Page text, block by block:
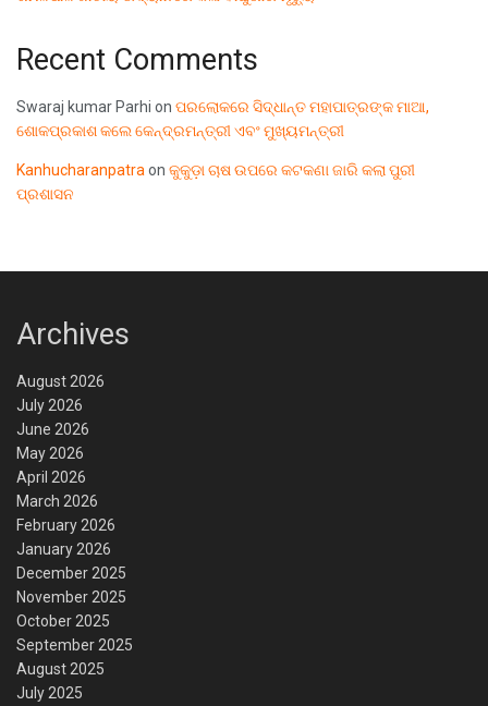
Recent Comments
Swaraj kumar Parhi on ପରଲୋକରେ ସିଦ୍ଧାନ୍ତ ମହାପାତ୍ରଙ୍କ ମାଆ,
ଶୋକପ୍ରକାଶ କଲେ କେନ୍ଦ୍ରମନ୍ତ୍ରୀ ଏବଂ ମୁଖ୍ୟମନ୍ତ୍ରୀ
Kanhucharanpatra on କୁକୁଡ଼ା ଚାଷ ଉପରେ କଟକଣା ଜାରି କଲା ପୁରୀ
ପ୍ରଶାସନ
Archives
August 2026
July 2026
June 2026
May 2026
April 2026
March 2026
February 2026
January 2026
December 2025
November 2025
October 2025
September 2025
August 2025
July 2025